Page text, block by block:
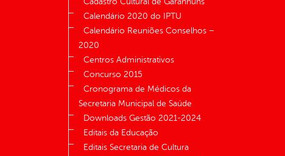
Calendário 2020 do IPTU
Calendário Reuniões Conselhos –
2020
Centros Administrativos
Concurso 2015
Cronograma de Médicos da
Secretaria Municipal de Saúde
Downloads Gestão 2021-2024
Editais da Educação
Editais Secretaria de Cultura